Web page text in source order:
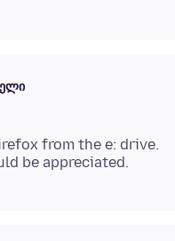
from the e: drive.